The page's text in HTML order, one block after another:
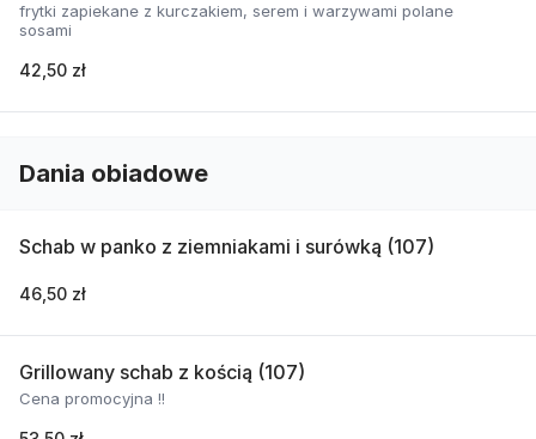
frytki zapiekane z kurczakiem, serem i warzywami polane
sosami
42,50 zł
Dania obiadowe
Schab w panko z ziemniakami i surówką (107)
46,50 zł
Grillowany schab z kością (107)
Cena promocyjna !!